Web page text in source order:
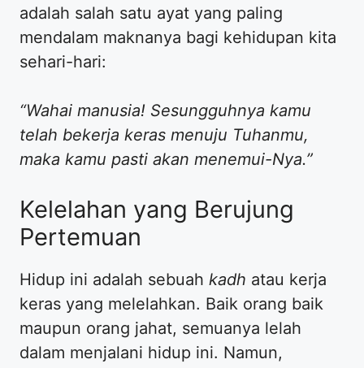
adalah salah satu ayat yang paling
mendalam maknanya bagi kehidupan kita
sehari-hari:
“Wahai manusia! Sesungguhnya kamu
telah bekerja keras menuju Tuhanmu,
maka kamu pasti akan menemui-Nya.”
​Kelelahan yang Berujung
Pertemuan
​Hidup ini adalah sebuah kadh atau kerja
keras yang melelahkan. Baik orang baik
maupun orang jahat, semuanya lelah
dalam menjalani hidup ini. Namun,